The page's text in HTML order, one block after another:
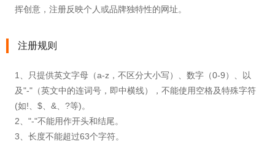
挥创意，注册反映个人或品牌独特性的网址。
注册规则
1、只提供英文字母（a-z，不区分大小写）、数字（0-9）、以
及"-"（英文中的连词号，即中横线），不能使用空格及特殊字符
(如!、$、&、?等)。
2、"-"不能用作开头和结尾。
3、长度不能超过63个字符。